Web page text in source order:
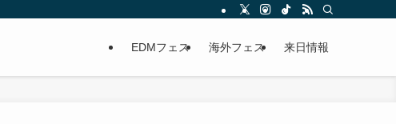
EDMフェス 海外フェス 来日情報